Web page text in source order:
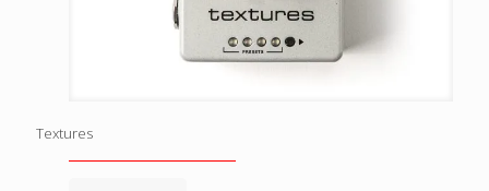
Textures